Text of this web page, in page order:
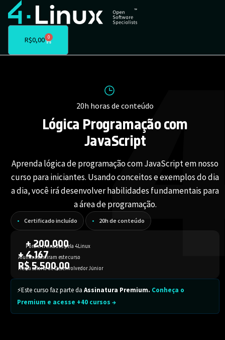
R$0,00 0
20h horas de conteúdo
Lógica Programação com
JavaScript
Aprenda lógica de programação com JavaScript em nosso
curso para iniciantes. Usando conceitos e exemplos do dia
a dia, você irá desenvolver habilidades fundamentais para
a área de programação.
Certificado incluído 20h de conteúdo
+ 200.000
Foram treinados pela 4Linux
+ 4.167
Alunos assistiram este curso
R$ 5.500,00
Média salaria de Desenvolvedor Júnior
⚡Este curso faz parte da Assinatura Premium. Conheça o
Premium e acesse +40 cursos →